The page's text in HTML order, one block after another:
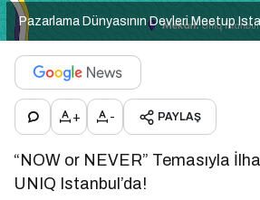
Pazarlama Dünyasının Devleri Meetup
+ - PAYLAŞ
“NOW or NEVER” Temasıyla
UNIQ Istanbul’da!